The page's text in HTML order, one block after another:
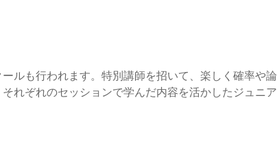
ルも行われます。特別講師を招いて、楽しく確率や論
れぞれのセッションで学んだ内容を活かしたジュニア